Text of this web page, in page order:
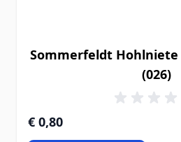
Sommerfeldt Hohlniete
(026)
€ 0,80